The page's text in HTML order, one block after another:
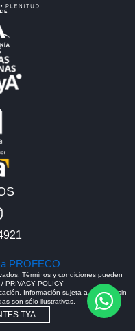
PROFECO
Términos y condiciones pueden
PRIVACY POLICY
Información sujeta a cambios sin
son sólo ilustrativas.
TYA